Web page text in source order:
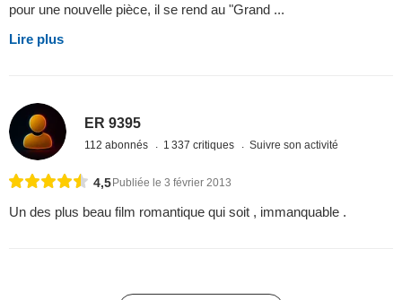
pour une nouvelle pièce, il se rend au "Grand ...
Lire plus
ER 9395
112 abonnés 1 337 critiques Suivre son activité
4,5Publiée le 3 février 2013
Un des plus beau film romantique qui soit , immanquable .